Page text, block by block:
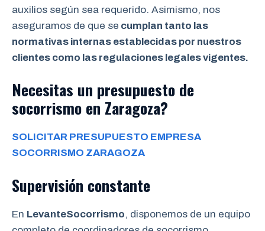
auxilios según sea requerido. Asimismo, nos
aseguramos de que se cumplan tanto las
normativas internas establecidas por nuestros
clientes como las regulaciones legales vigentes.
Necesitas un presupuesto de
socorrismo en Zaragoza?
SOLICITAR PRESUPUESTO EMPRESA
SOCORRISMO ZARAGOZA
Supervisión constante
En LevanteSocorrismo, disponemos de un equipo